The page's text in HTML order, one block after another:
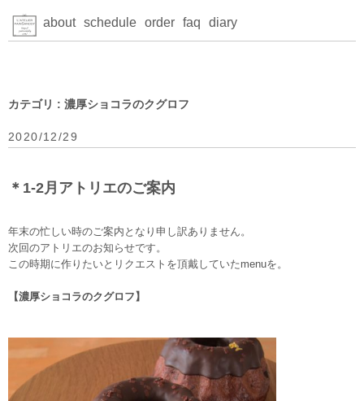
about schedule order faq diary
カテゴリ : 濃厚ショコラのクグロフ
2020/12/29
＊1-2月アトリエのご案内
年末の忙しい時のご案内となり申し訳ありません。
次回のアトリエのお知らせです。
この時期に作りたいとリクエストを頂戴していたmenuを。
【濃厚ショコラのクグロフ】